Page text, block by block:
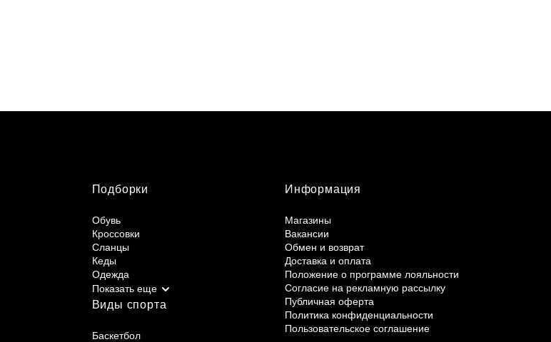
Подборки
Обувь
Кроссовки
Сланцы
Кеды
Одежда
Виды спорта
Баскетбол
Информация
Магазины
Вакансии
Обмен и возврат
Доставка и оплата
Положение о программе лояльности
Согласие на рекламную рассылку
Публичная оферта
Политика конфиденциальности
Пользовательское соглашение